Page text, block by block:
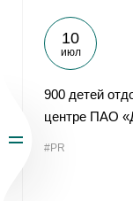
10
июл
900 детей
центре ПАО
#PR